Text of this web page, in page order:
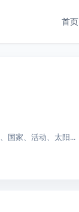
首页
国家、活动、太阳...